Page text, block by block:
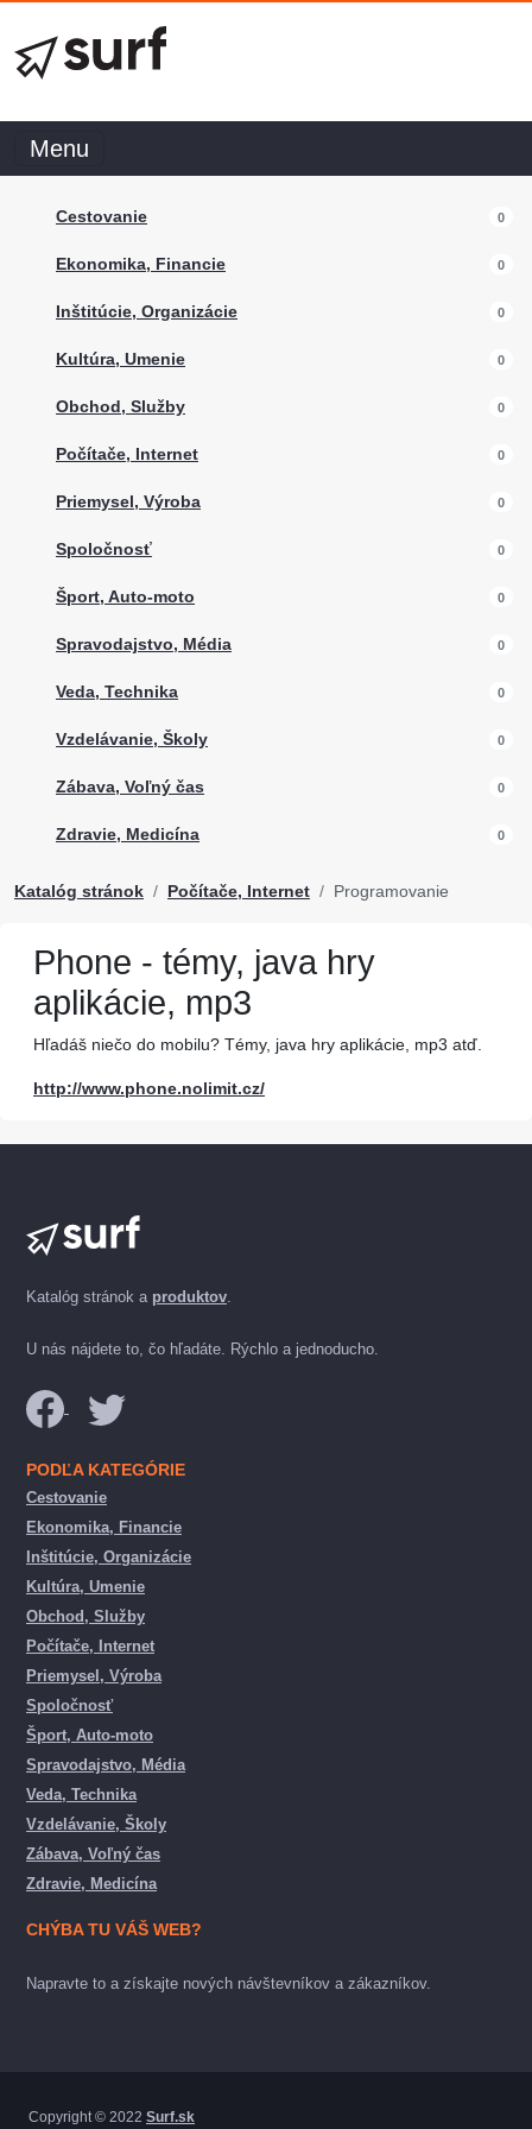
Menu
Cestovanie 0
Ekonomika, Financie 0
Inštitúcie, Organizácie 0
Kultúra, Umenie 0
Obchod, Služby 0
Počítače, Internet 0
Priemysel, Výroba 0
Spoločnosť 0
Šport, Auto-moto 0
Spravodajstvo, Média 0
Veda, Technika 0
Vzdelávanie, Školy 0
Zábava, Voľný čas 0
Zdravie, Medicína 0
Katalóg stránok Počítače, Internet Programovanie
Phone - témy, java hry
aplikácie, mp3
Hľadáš niečo do mobilu? Témy, java hry aplikácie, mp3 atď.
http://www.phone.nolimit.cz/
Katalóg stránok a produktov.
U nás nájdete to, čo hľadáte. Rýchlo a jednoducho.
PODĽA KATEGÓRIE
Cestovanie
Ekonomika, Financie
Inštitúcie, Organizácie
Kultúra, Umenie
Obchod, Služby
Počítače, Internet
Priemysel, Výroba
Spoločnosť
Šport, Auto-moto
Spravodajstvo, Média
Veda, Technika
Vzdelávanie, Školy
Zábava, Voľný čas
Zdravie, Medicína
CHÝBA TU VÁŠ WEB?
Napravte to a získajte nových návštevníkov a zákazníkov.
Copyright © 2022 Surf.sk